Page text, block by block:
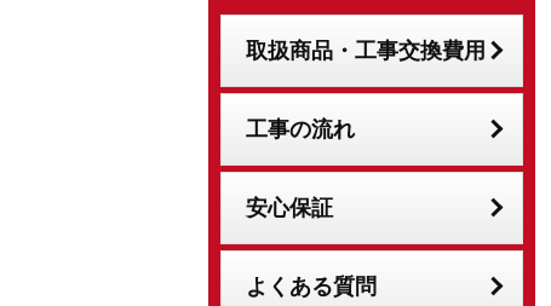
取扱商品・工事交換費用
工事の流れ
安心保証
よくある質問